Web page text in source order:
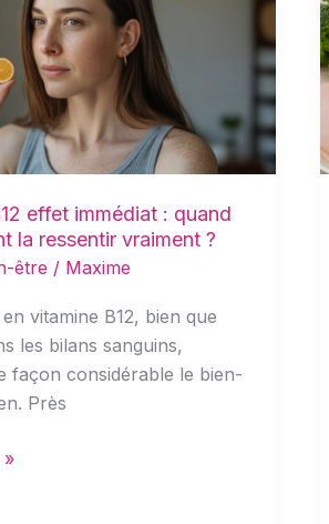
effet immédiat : quand
la ressentir vraiment ?
être / Maxime
vitamine B12, bien que
les bilans sanguins,
façon considérable le bien-
Près
»